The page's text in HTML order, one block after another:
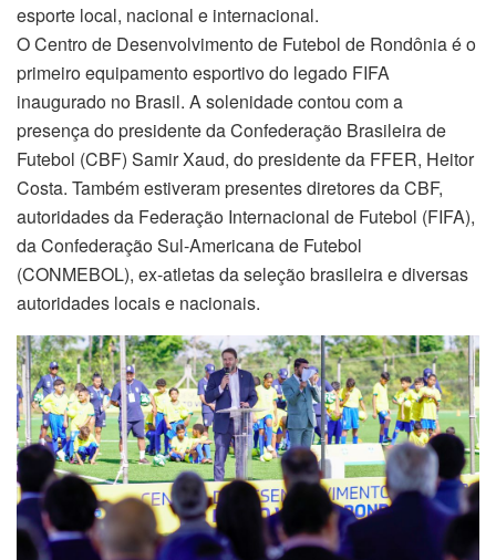
esporte local, nacional e internacional.
O Centro de Desenvolvimento de Futebol de Rondônia é o
primeiro equipamento esportivo do legado FIFA
inaugurado no Brasil. A solenidade contou com a
presença do presidente da Confederação Brasileira de
Futebol (CBF) Samir Xaud, do presidente da FFER, Heitor
Costa. Também estiveram presentes diretores da CBF,
autoridades da Federação Internacional de Futebol (FIFA),
da Confederação Sul-Americana de Futebol
(CONMEBOL), ex-atletas da seleção brasileira e diversas
autoridades locais e nacionais.